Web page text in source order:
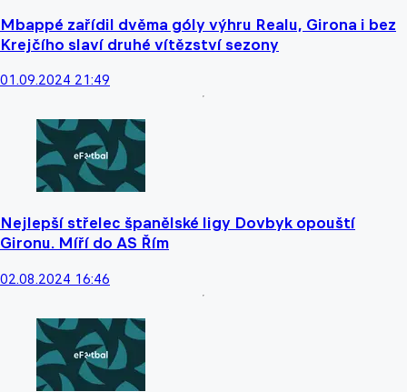
Mbappé zařídil dvěma góly výhru Realu, Girona i bez
Krejčího slaví druhé vítězství sezony
01.09.2024 21:49
Nejlepší střelec španělské ligy Dovbyk opouští
Gironu. Míří do AS Řím
02.08.2024 16:46